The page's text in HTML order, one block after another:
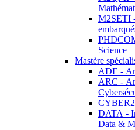
M2SETI
Science
Mastère
ADE -
ARC -
CYBER2
DATA -
Data &